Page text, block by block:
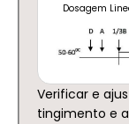
Dosagem
Verificar e
tingimento e